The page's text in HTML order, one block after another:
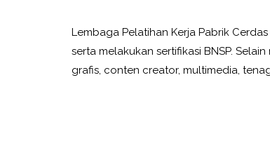
Lembaga Pelatihan Kerja Pabrik
serta melakukan sertifikasi BNSP.
grafis, conten creator, multimedia,